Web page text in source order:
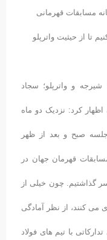
مسابقات قهرمانی
تا از حیثیت واترپلو
و واترپلو؛ سجاد
اظهار کرد: نزدیک دو ماه
صبح و بعد از ظهر
قهرمان جهان در
گذاشتیم. چون خیلی از
می کنند، از نظر آمادگی
با تیم های فولاد